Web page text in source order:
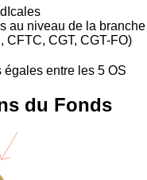
au niveau de la branche
CFTC, CGT, CGT-FO)
égales entre les 5 OS
du Fonds